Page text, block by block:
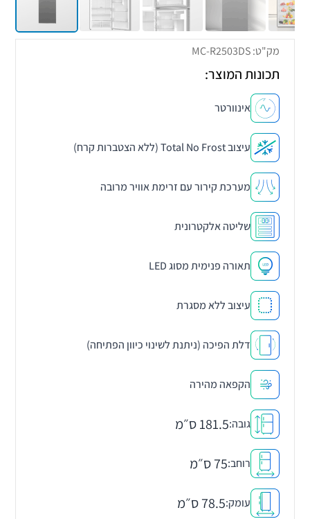
מק"ט: MC-R2503DS
תכונות המוצר:
אינוורטר
עיצוב Total No Frost (ללא הצטברות קרח)
מערכת קירור עם זרימת אוויר מרובה
שליטה אלקטרונית
תאורה פנימית מסוג LED
עיצוב ללא מסגרת
דלת הפיכה (ניתנת לשינוי כיוון הפתיחה)
הקפאה מהירה
גובה:181.5 ס״מ
רוחב:75 ס״מ
עומק:78.5 ס״מ